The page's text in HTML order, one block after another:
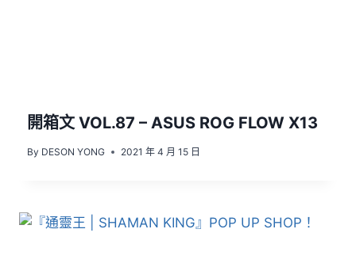
開箱文 VOL.87 – ASUS ROG FLOW X13
By DESON YONG 2021 年 4 月 15 日